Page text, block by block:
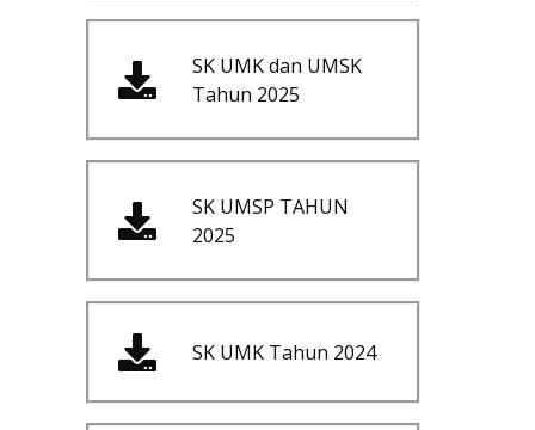
SK UMK dan UMSK
Tahun 2025
SK UMSP TAHUN
2025
SK UMK Tahun 2024